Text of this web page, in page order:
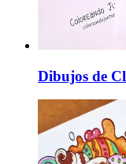
Dibujos de